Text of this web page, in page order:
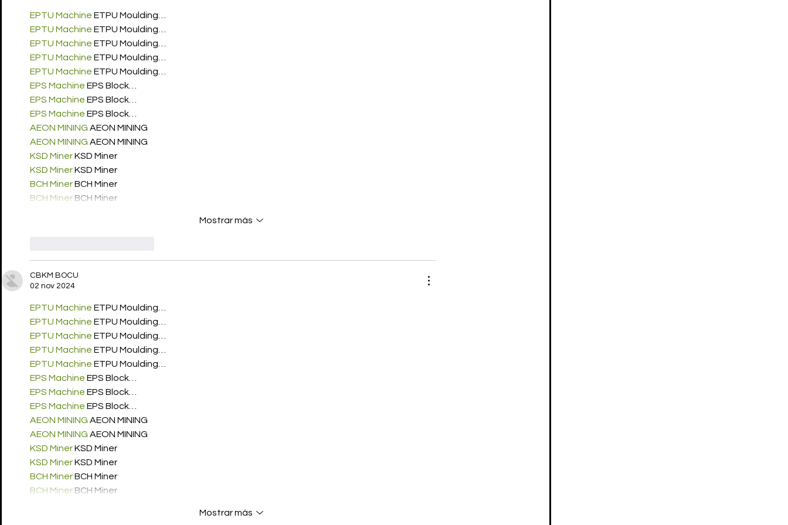
EPTU Machine ETPU Moulding…
EPTU Machine ETPU Moulding…
EPTU Machine ETPU Moulding…
EPTU Machine ETPU Moulding…
EPTU Machine ETPU Moulding…
EPS Machine EPS Block…
EPS Machine EPS Block…
EPS Machine EPS Block…
AEON MINING AEON MINING
AEON MINING AEON MINING
KSD Miner KSD Miner
KSD Miner KSD Miner
BCH Miner BCH Miner
BCH Miner BCH Miner
Mostrar más
CBKM BOCU
02 nov 2024
EPTU Machine ETPU Moulding…
EPTU Machine ETPU Moulding…
EPTU Machine ETPU Moulding…
EPTU Machine ETPU Moulding…
EPTU Machine ETPU Moulding…
EPS Machine EPS Block…
EPS Machine EPS Block…
EPS Machine EPS Block…
AEON MINING AEON MINING
AEON MINING AEON MINING
KSD Miner KSD Miner
KSD Miner KSD Miner
BCH Miner BCH Miner
BCH Miner BCH Miner
Mostrar más